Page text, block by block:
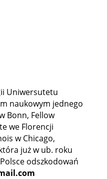
Uniwersutetu
naukowym jednego
Bonn, Fellow
we Florencji
w Chicago,
już w ub. roku
odszkodowań